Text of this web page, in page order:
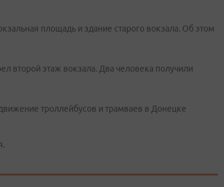
площадь и здание старого вокзала. Об этом
второй этаж вокзала. Два человека получили
троллейбусов и трамваев в Донецке